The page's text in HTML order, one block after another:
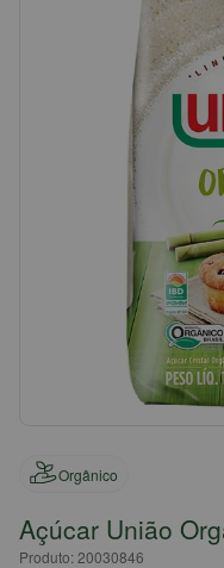
Orgânico
Açúcar União
Produto: 20030846